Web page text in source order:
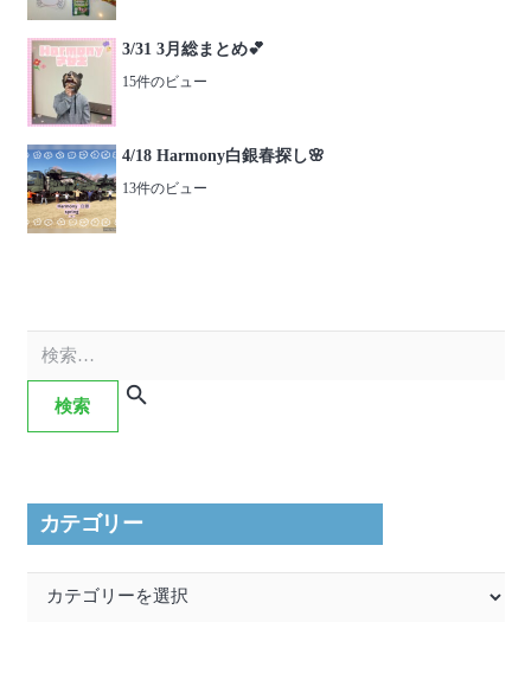
3/31 3月総まとめ💕
15件のビュー
4/18 Harmony白銀春探し🌸
13件のビュー
索:
カテゴリー